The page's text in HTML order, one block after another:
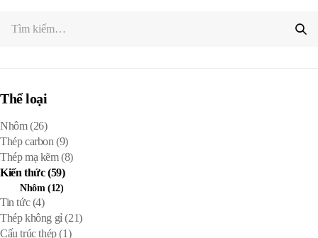
Thể loại
Nhôm(26)
Thép carbon (9)
Thép mạ kẽm(8)
Kiến thức(59)
Nhôm(12)
Tin tức(4)
Thép không gỉ(21)
Cấu trúc thép(1)